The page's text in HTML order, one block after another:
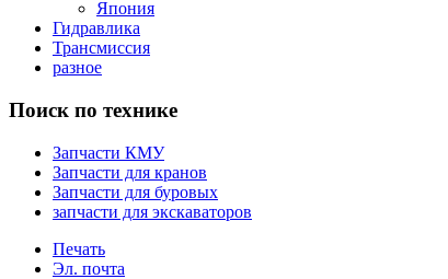
Япония
Гидравлика
Трансмиссия
разное
Поиск по технике
Запчасти КМУ
Запчасти для кранов
Запчасти для буровых
запчасти для экскаваторов
Печать
Эл. почта